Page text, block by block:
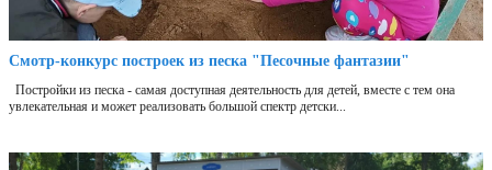
Смотр-конкурс построек из песка "Песочные фантазии"
Постройки из песка - самая доступная деятельность для детей, вместе с тем она
увлекательная и может реализовать большой спектр детски...